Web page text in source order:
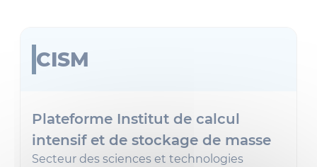
CISM
Plateforme Institut de calcul
intensif et de stockage de masse
Secteur des sciences et technologies